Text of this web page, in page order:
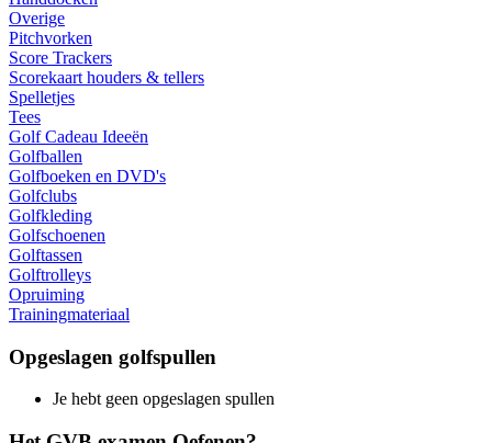
Overige
Pitchvorken
Score Trackers
Scorekaart houders & tellers
Spelletjes
Tees
Golf Cadeau Ideeën
Golfballen
Golfboeken en DVD's
Golfclubs
Golfkleding
Golfschoenen
Golftassen
Golftrolleys
Opruiming
Trainingmateriaal
Opgeslagen golfspullen
Je hebt geen opgeslagen spullen